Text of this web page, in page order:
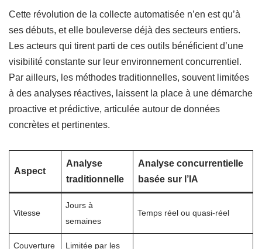
Cette révolution de la collecte automatisée n’en est qu’à
ses débuts, et elle bouleverse déjà des secteurs entiers.
Les acteurs qui tirent parti de ces outils bénéficient d’une
visibilité constante sur leur environnement concurrentiel.
Par ailleurs, les méthodes traditionnelles, souvent limitées
à des analyses réactives, laissent la place à une démarche
proactive et prédictive, articulée autour de données
concrètes et pertinentes.
Aspect
Analyse
traditionnelle
Analyse concurrentielle
basée sur l’IA
Vitesse
Jours à
semaines
Temps réel ou quasi-réel
Couverture
Limitée par les